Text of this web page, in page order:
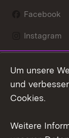
Facebook
Instagram
Mastodon
Youtube
Um unsere
und
Cookies.
Weitere